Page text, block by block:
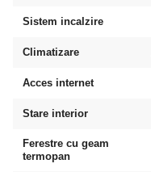
Sistem incalzire
Climatizare
Acces internet
Stare interior
Ferestre cu geam
termopan